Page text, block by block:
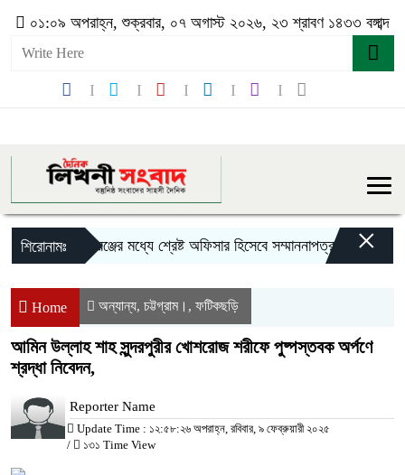
০১:০৯ অপরাহ্ন, শুক্রবার, ০৭ অগাস্ট ২০২৬, ২৩ শ্রাবণ ১৪৩৩ বঙ্গাব্দ
শিরোনামঃ
সিলেট রেঞ্জের মধ্যে শ্রেষ্ট অফিসার হিসেবে সম্মাননাপত্র গ্রহন করেন
×
Home অন্যান্য, চট্টগ্রাম। , ফটিকছড়ি
আমিন উল্লাহ শাহ সুন্দরপুরীর খোশরোজ শরীফে পুষ্পস্তবক অর্পণে
শ্রদ্ধা নিবেদন,
Reporter Name
Update Time : ১২:৫৮:২৬ অপরাহ্ন, রবিবার, ৯ ফেব্রুয়ারী ২০২৫
/
১৩১ Time View